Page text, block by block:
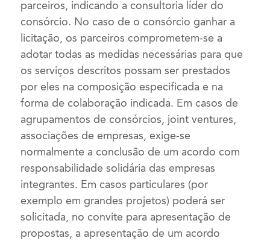
parceiros, indicando a consultoria líder do
consórcio. No caso de o consórcio ganhar a
licitação, os parceiros comprometem-se a
adotar todas as medidas necessárias para que
os serviços descritos possam ser prestados
por eles na composição especificada e na
forma de colaboração indicada. Em casos de
agrupamentos de consórcios, joint ventures,
associações de empresas, exige-se
normalmente a conclusão de um acordo com
responsabilidade solidária das empresas
integrantes. Em casos particulares (por
exemplo em grandes projetos) poderá ser
solicitada, no convite para apresentação de
propostas, a apresentação de um acordo